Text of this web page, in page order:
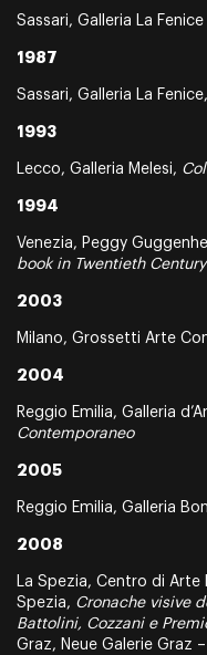
Sassari, Galleria La Fenice
1987
Sassari, Galleria La Fenice,
1993
Lecco, Galleria Melesi,
1994
Venezia, Peggy
book in Twentieth
2003
Milano, Grossetti Arte
2004
Reggio Emilia, Galleria
Contemporaneo
2005
Reggio Emilia, Galleria
2008
La Spezia, Centro di
Spezia, Cronache visive
Battolini, Cozzani e
Graz, Neue Galerie Graz